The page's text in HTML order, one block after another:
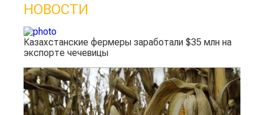
НОВОСТИ
Казахстанские фермеры заработали $35 млн на
экспорте чечевицы